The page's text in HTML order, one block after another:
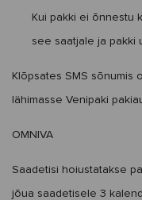
Kui pakki ei õnnestu
see saatjale ja pakki
Klõpsates SMS sõnumis
lähimasse Venipaki
OMNIVA
Saadetisi hoiustatakse
jõua saadetisele 3